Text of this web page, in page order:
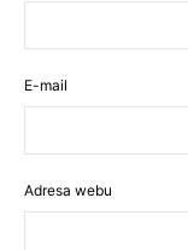
E-mail
Adresa webu